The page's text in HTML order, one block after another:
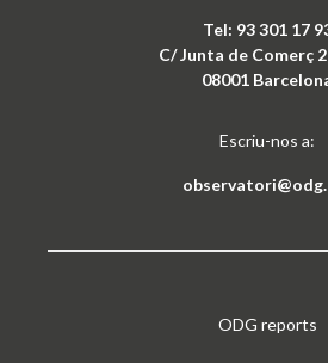
Tel: 93 301 17
C/ Junta de Comerç
08001
Escriu-nos a:
ODG reports